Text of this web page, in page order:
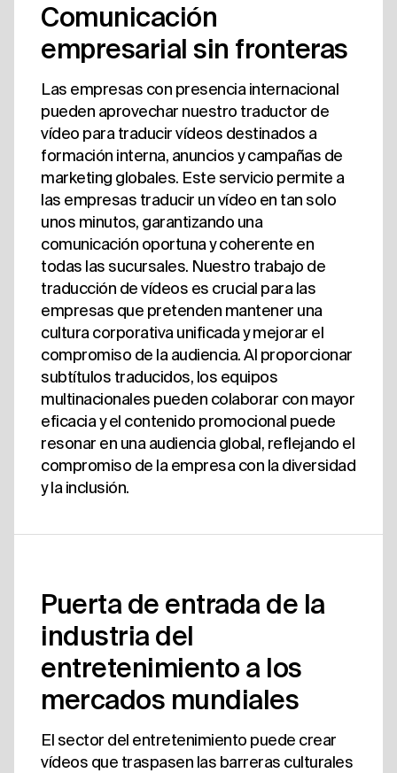
Comunicación
empresarial sin fronteras
Las empresas con presencia internacional
pueden aprovechar nuestro traductor de
vídeo para traducir vídeos destinados a
formación interna, anuncios y campañas de
marketing globales. Este servicio permite a
las empresas traducir un vídeo en tan solo
unos minutos, garantizando una
comunicación oportuna y coherente en
todas las sucursales. Nuestro trabajo de
traducción de vídeos es crucial para las
empresas que pretenden mantener una
cultura corporativa unificada y mejorar el
compromiso de la audiencia. Al proporcionar
subtítulos traducidos, los equipos
multinacionales pueden colaborar con mayor
eficacia y el contenido promocional puede
resonar en una audiencia global, reflejando el
compromiso de la empresa con la diversidad
y la inclusión.
Puerta de entrada de la
industria del
entretenimiento a los
mercados mundiales
El sector del entretenimiento puede crear
vídeos que traspasen las barreras culturales